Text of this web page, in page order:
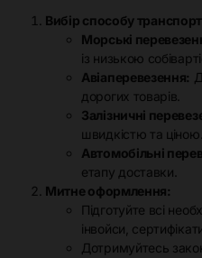
Вибір способу
Морські
із низькою
Авіаперевезення:
дорогих товарів.
Залізничні
швидкістю та ціною.
Автомобільні
етапу доставки.
Митне оформлення:
Підготуйте всі
інвойси,
Дотримуйтесь